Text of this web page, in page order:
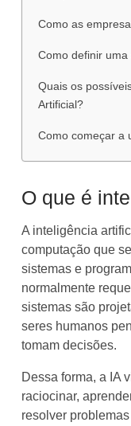
Como as
Como definir
Quais os
Artificial?
Como começar a
O que é
A inteligência
computação que
sistemas e
normalmente
sistemas são
seres humanos
tomam decisões.
Dessa forma, a IA
raciocinar,
resolver